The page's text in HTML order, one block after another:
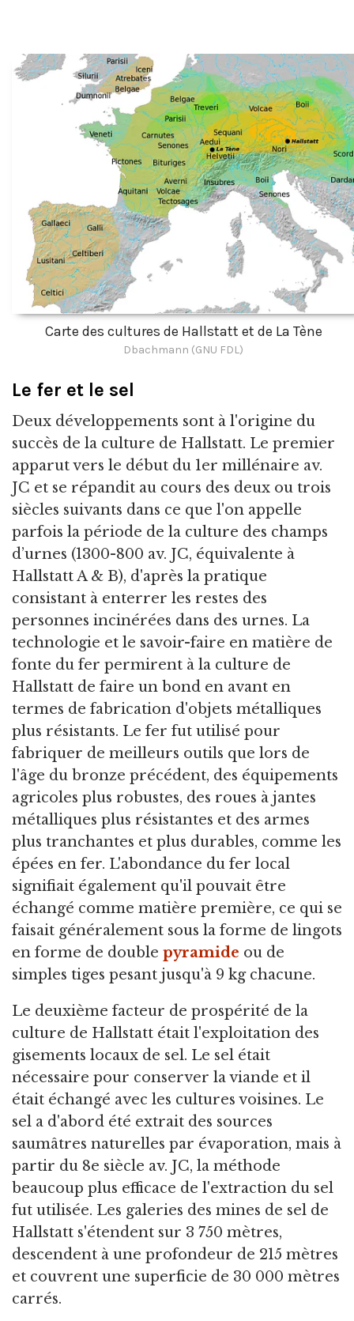
Carte des cultures de Hallstatt et de La Tène
Dbachmann (GNU FDL)
Le fer et le sel
Deux développements sont à l'origine du
succès de la culture de Hallstatt. Le premier
apparut vers le début du 1er millénaire av.
JC et se répandit au cours des deux ou trois
siècles suivants dans ce que l'on appelle
parfois la période de la culture des champs
d’urnes (1300-800 av. JC, équivalente à
Hallstatt A & B), d'après la pratique
consistant à enterrer les restes des
personnes incinérées dans des urnes. La
technologie et le savoir-faire en matière de
fonte du fer permirent à la culture de
Hallstatt de faire un bond en avant en
termes de fabrication d'objets métalliques
plus résistants. Le fer fut utilisé pour
fabriquer de meilleurs outils que lors de
l'âge du bronze précédent, des équipements
agricoles plus robustes, des roues à jantes
métalliques plus résistantes et des armes
plus tranchantes et plus durables, comme les
épées en fer. L'abondance du fer local
signifiait également qu'il pouvait être
échangé comme matière première, ce qui se
faisait généralement sous la forme de lingots
en forme de double pyramide ou de
simples tiges pesant jusqu'à 9 kg chacune.
Le deuxième facteur de prospérité de la
culture de Hallstatt était l'exploitation des
gisements locaux de sel. Le sel était
nécessaire pour conserver la viande et il
était échangé avec les cultures voisines. Le
sel a d'abord été extrait des sources
saumâtres naturelles par évaporation, mais à
partir du 8e siècle av. JC, la méthode
beaucoup plus efficace de l'extraction du sel
fut utilisée. Les galeries des mines de sel de
Hallstatt s'étendent sur 3 750 mètres,
descendent à une profondeur de 215 mètres
et couvrent une superficie de 30 000 mètres
carrés.